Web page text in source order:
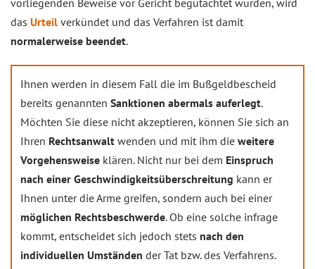
vorliegenden Beweise vor Gericht begutachtet wurden, wird
das Urteil verkündet und das Verfahren ist damit
normalerweise beendet.
Ihnen werden in diesem Fall die im Bußgeldbescheid
bereits genannten Sanktionen abermals auferlegt.
Möchten Sie diese nicht akzeptieren, können Sie sich an
Ihren Rechtsanwalt wenden und mit ihm die weitere
Vorgehensweise klären. Nicht nur bei dem Einspruch
nach einer Geschwindigkeitsüberschreitung kann er
Ihnen unter die Arme greifen, sondern auch bei einer
möglichen Rechtsbeschwerde. Ob eine solche infrage
kommt, entscheidet sich jedoch stets nach den
individuellen Umständen der Tat bzw. des Verfahrens.